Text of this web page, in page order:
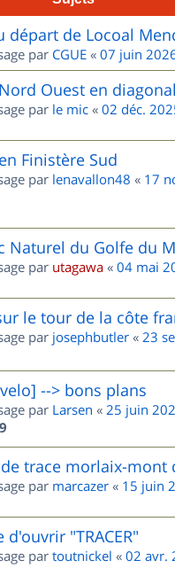
départ de Locoal
par CGUE « 07 juin
Ouest en
par le mic « 02 déc.
Finistère Sud
par lenavallon48 « 17
Naturel du Golfe du
par utagawa « 04 mai
le tour de la côte
par josephbutler « 23
--> bons plans
par Larsen « 25 juin
trace morlaix-mont
par marcazer « 15 juin
"TRACER"
par toutnickel « 02 avr.